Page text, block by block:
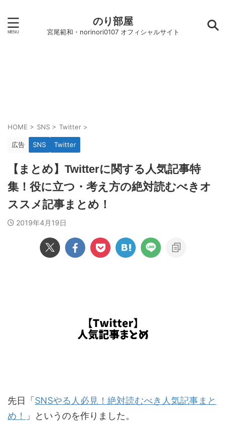
のり部屋
宮尾範和・norinori0107 オフィシャルサイト
HOME > SNS > Twitter >
広告 SNS Twitter
【まとめ】Twitterに関する人気記事特
集！役に立つ・考え方の絶対読むべきオ
ススメ記事まとめ！
2019年4月19日
先日「 SNSやる人必見！絶対読むべき人気記事まと
め！
」というのを作りました。